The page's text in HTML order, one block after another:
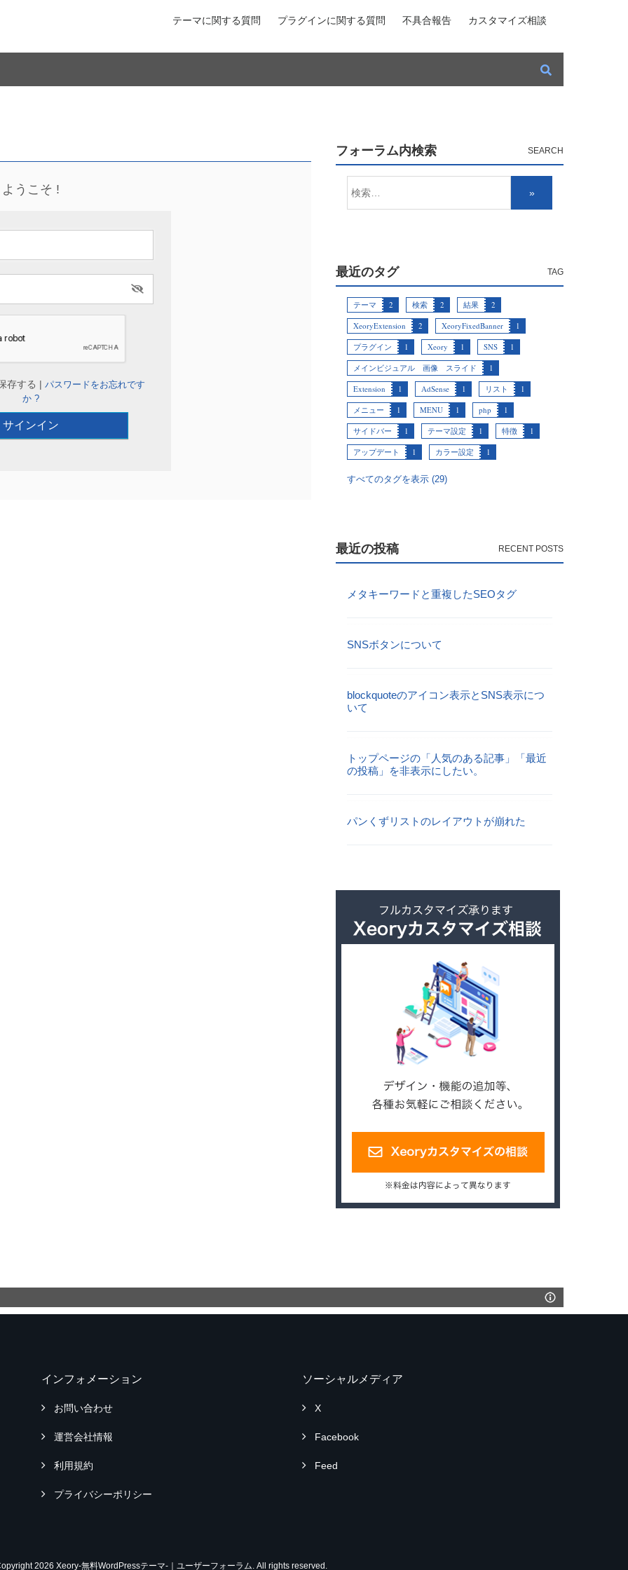
テーマに関する質問 プラグインに関する質問 不具合報告 カスタマイズ相談
ようこそ !
存する |パスワードをお忘れです
か ?
フォーラム内検索
最近のタグ
テーマ 2 検索 2 結果
2
XeoryExtension
2 XeoryFixedBanner
1
プラグイン
1 Xeory 1 SNS
1
メインビジュアル 画像 スライド
1
Extension
1 AdSense 1 リスト
1
メニュー
1 MENU 1 php
1
サイドバー
1 テーマ設定 1 特徴
1
アップデート
1 カラー設定 1
すべてのタグを表示 (29)
最近の投稿
メタキーワードと重複したSEOタグ
SNSボタンについて
blockquoteのアイコン表示とSNS表示につ
いて
トップページの「人気のある記事」「最近
の投稿」を非表示にしたい。
パンくずリストのレイアウトが崩れた
インフォメーション
お問い合わせ
運営会社情報
利用規約
プライバシーポリシー
ソーシャルメディア
X
Facebook
Feed
2026 Xeory-無料WordPressテーマ-｜ユーザーフォーラム. All rights reserved.